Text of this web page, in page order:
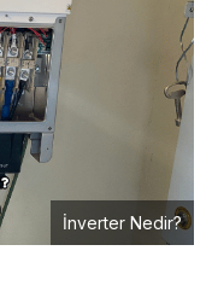
İnverter Nedir?